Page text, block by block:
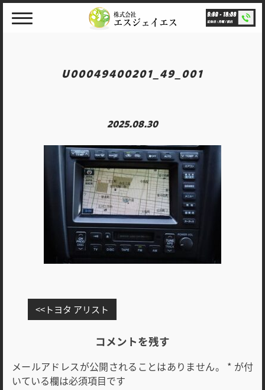
U00049400201_49_001
2025.08.30
稿
ゲ
ー
トヨタ アリスト
コメントを残す
メールアドレスが公開されることはありません。 * が付
いている欄は必須項目です